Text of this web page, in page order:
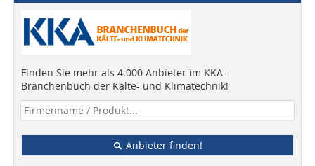
Finden Sie mehr als 4.000 Anbieter im KKA-
Branchenbuch der Kälte- und Klimatechnik!
Anbieter finden!